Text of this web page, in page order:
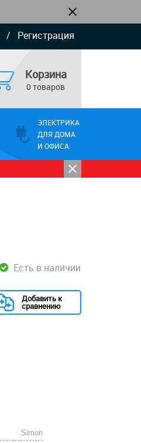
/ Регистрация
Корзина
0 товаров
ЭЛЕКТРИКА
ДЛЯ ДОМА
И ОФИСА
Есть в наличии
Добавить к
сравнению
Simon